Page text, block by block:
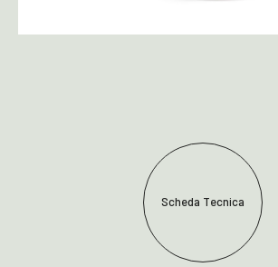
Scheda Tecnica